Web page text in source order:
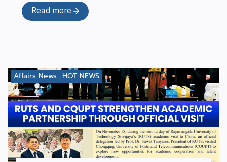
Read more
Affairs News HOT NEWS